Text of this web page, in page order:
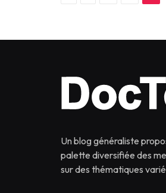
Un blog généraliste
palette diversifiée des
sur des thématiques